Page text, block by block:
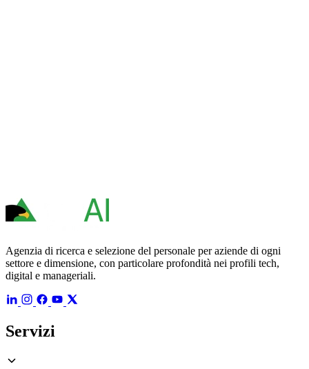
Agenzia di ricerca e selezione del personale per aziende di ogni
settore e dimensione, con particolare profondità nei profili tech,
digital e manageriali.
Servizi